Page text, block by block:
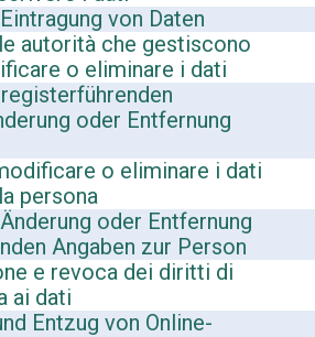
von Daten
autorità che gestiscono
o eliminare i dati
oder Entfernung
o eliminare i dati
persona
oder Entfernung
Angaben zur Person
e revoca dei diritti di
ai dati
Entzug von Online-